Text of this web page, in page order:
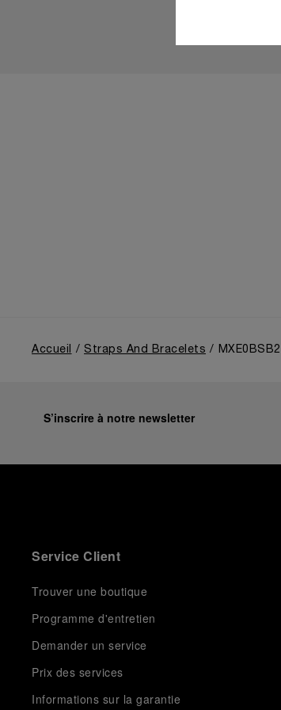
Accueil Straps And Bracelets MXE0BSB2
S’inscrire à notre newsletter
Service Client
Trouver une boutique
Programme d'entretien
Demander un service
Prix des services
Informations sur la garantie